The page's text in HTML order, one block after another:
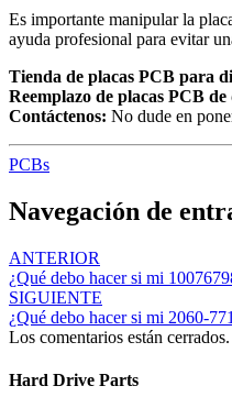
Es importante manipular la
ayuda profesional para evitar
Tienda de placas PCB para
Reemplazo de placas PCB de
Contáctenos: No dude en
PCBs
Navegación de
ANTERIOR
¿Qué debo hacer si mi
SIGUIENTE
¿Qué debo hacer si mi 2060-
Los comentarios están cerrados.
Hard Drive Parts